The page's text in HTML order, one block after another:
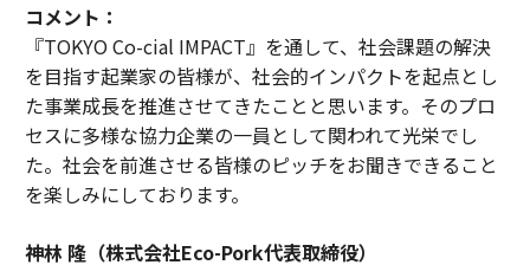
コメント：
『TOKYO Co-cial IMPACT』を通して、社会課題の解決
を目指す起業家の皆様が、社会的インパクトを起点とし
た事業成長を推進させてきたことと思います。そのプロ
セスに多様な協力企業の一員として関われて光栄でし
た。社会を前進させる皆様のピッチをお聞きできること
を楽しみにしております。
神林 隆（株式会社Eco-Pork代表取締役）